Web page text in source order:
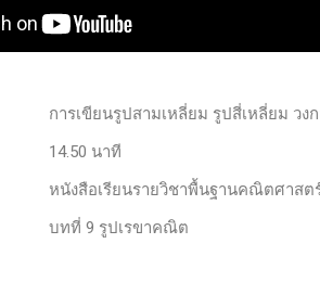
การเขียนรูปสามเหลี่ยม รูปสี่เหลี่ยม ว
14.50 นาที
หนังสือเรียนรายวิชาพื้นฐานคณิตศาสต
บทที่ 9 รูปเรขาคณิต